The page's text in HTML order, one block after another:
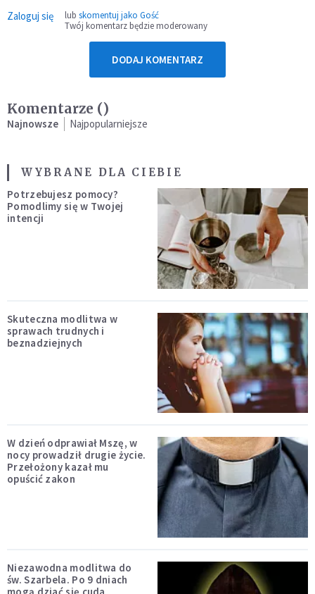
Zaloguj się lub skomentuj jako Gość
Twój komentarz będzie moderowany
DODAJ KOMENTARZ
Komentarze ()
Najnowsze Najpopularniejsze
WYBRANE DLA CIEBIE
Potrzebujesz pomocy?
Pomodlimy się w Twojej
intencji
Skuteczna modlitwa w
sprawach trudnych i
beznadziejnych
W dzień odprawiał Mszę, w
nocy prowadził drugie życie.
Przełożony kazał mu
opuścić zakon
Niezawodna modlitwa do
św. Szarbela. Po 9 dniach